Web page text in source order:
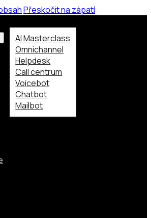
Přeskočit na zápatí
AI Masterclass
Omnichannel
Helpdesk
Call centrum
Voicebot
Chatbot
Mailbot